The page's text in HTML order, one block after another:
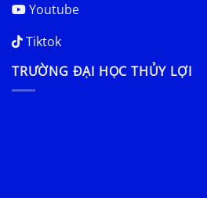
Youtube
Tiktok
TRƯỜNG ĐẠI HỌC THỦY LỢI